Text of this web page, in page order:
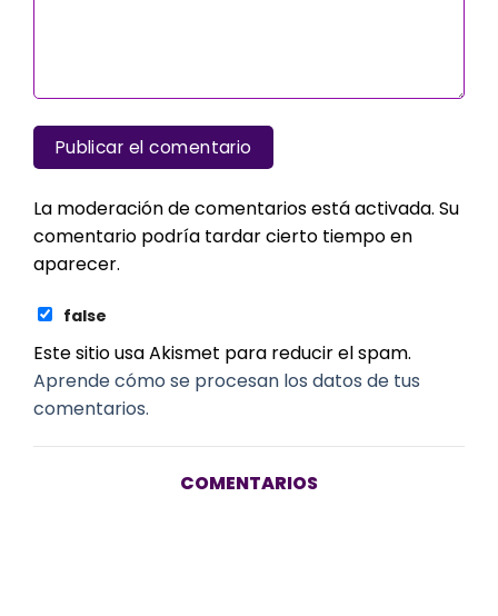
La moderación de comentarios está activada. Su
comentario podría tardar cierto tiempo en
aparecer.
false
Este sitio usa Akismet para reducir el spam.
Aprende cómo se procesan los datos de tus
comentarios.
COMENTARIOS